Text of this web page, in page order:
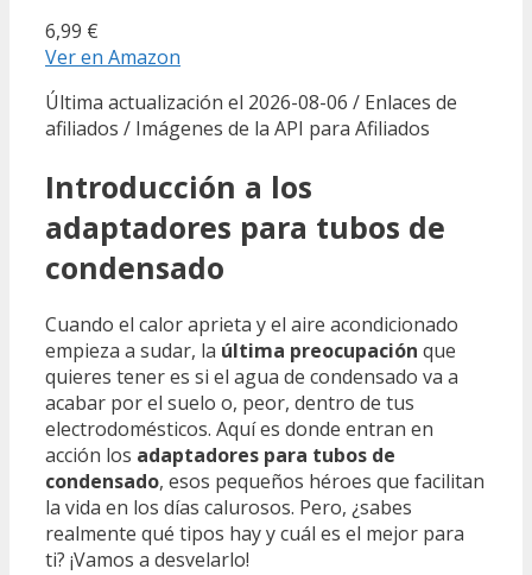
6,99 €
Ver en Amazon
Última actualización el 2026-08-06 / Enlaces de
afiliados / Imágenes de la API para Afiliados
Introducción a los
adaptadores para tubos de
condensado
Cuando el calor aprieta y el aire acondicionado
empieza a sudar, la última preocupación que
quieres tener es si el agua de condensado va a
acabar por el suelo o, peor, dentro de tus
electrodomésticos. Aquí es donde entran en
acción los adaptadores para tubos de
condensado, esos pequeños héroes que facilitan
la vida en los días calurosos. Pero, ¿sabes
realmente qué tipos hay y cuál es el mejor para
ti? ¡Vamos a desvelarlo!